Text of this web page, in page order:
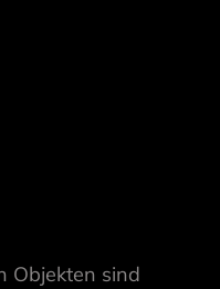
Objekten sind